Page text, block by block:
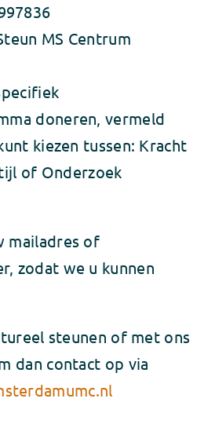
MS Centrum
doneren, vermeld
kiezen tussen: Kracht
of Onderzoek
mailadres of
zodat we u kunnen
steunen of met ons
dan contact op via